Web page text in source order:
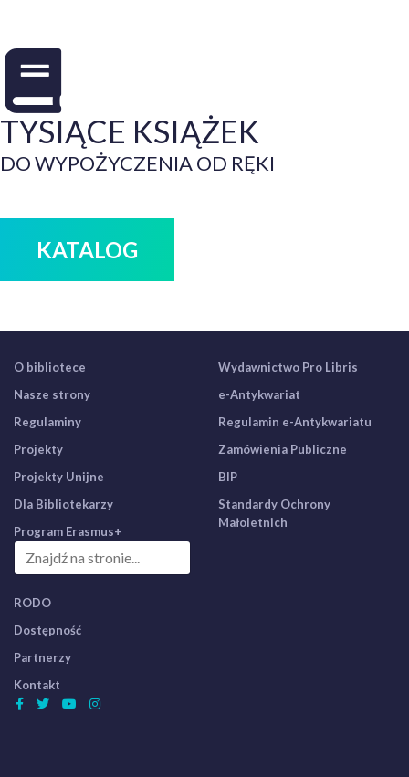
TYSIĄCE KSIĄŻEK
DO WYPOŻYCZENIA OD RĘKI
KATALOG
O bibliotece
Nasze strony
Regulaminy
Projekty
Projekty Unijne
Dla Bibliotekarzy
Program Erasmus+
Wydawnictwo Pro Libris
e-Antykwariat
Regulamin e-Antykwariatu
Zamówienia Publiczne
BIP
Standardy Ochrony
Małoletnich
RODO
Dostępność
Partnerzy
Kontakt